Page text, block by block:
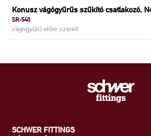
Konusz vágógyűrűs szűkító csatlakozó,
SR-540
vágógyűrű előre szerelt
SCHWER FITTINGS